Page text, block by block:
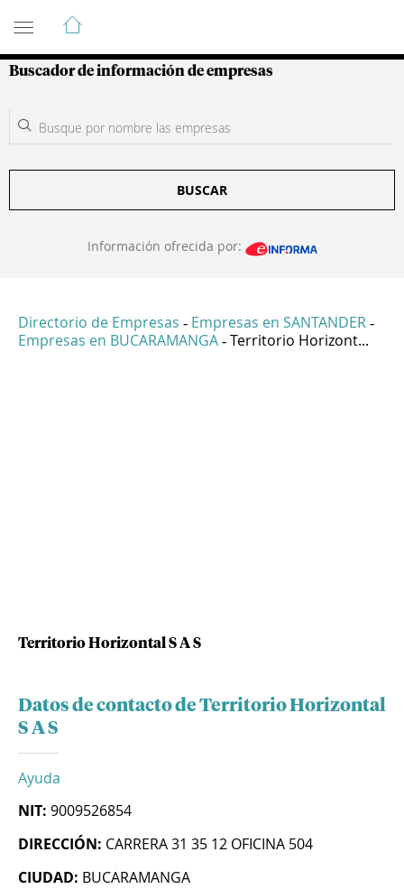
Guía de Empresas Colombianas
Buscador de información de empresas
BUSCAR
Información ofrecida por:
Directorio de Empresas - Empresas en SANTANDER -
Empresas en BUCARAMANGA - Territorio Horizont...
Territorio Horizontal S A S
Datos de contacto de Territorio Horizontal
S A S
Ayuda
NIT: 9009526854
DIRECCIÓN: CARRERA 31 35 12 OFICINA 504
CIUDAD: BUCARAMANGA